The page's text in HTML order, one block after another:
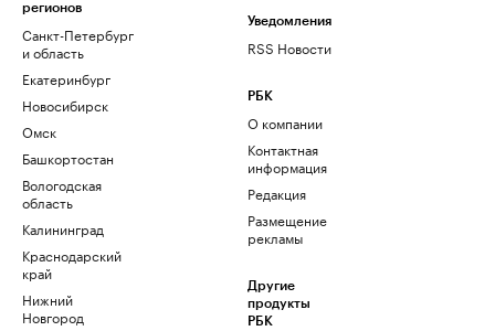
регионов
Санкт-Петербург
и область
Екатеринбург
Новосибирск
Омск
Башкортостан
Вологодская
область
Калининград
Краснодарский
край
Нижний
Новгород
Уведомления
RSS Новости
РБК
О компании
Контактная
информация
Редакция
Размещение
рекламы
Другие
продукты
РБК